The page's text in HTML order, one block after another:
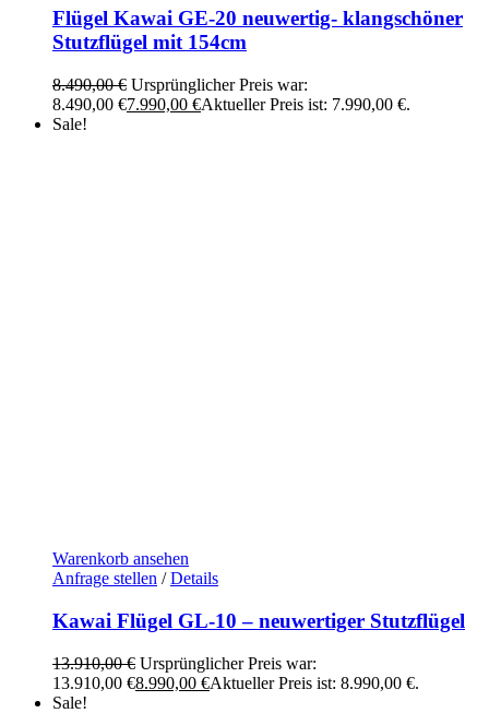
Flügel Kawai GE-20 neuwertig- klangschöner
Stutzflügel mit 154cm
8.490,00€ Ursprünglicher Preis war:
8.490,00 €7.990,00 €Aktueller Preis ist: 7.990,00 €.
Sale!
Warenkorb ansehen
Anfrage stellen / Details
Kawai Flügel GL-10 – neuwertiger Stutzflügel
13.910,00€ Ursprünglicher Preis war:
13.910,00 €8.990,00 €Aktueller Preis ist: 8.990,00 €.
Sale!